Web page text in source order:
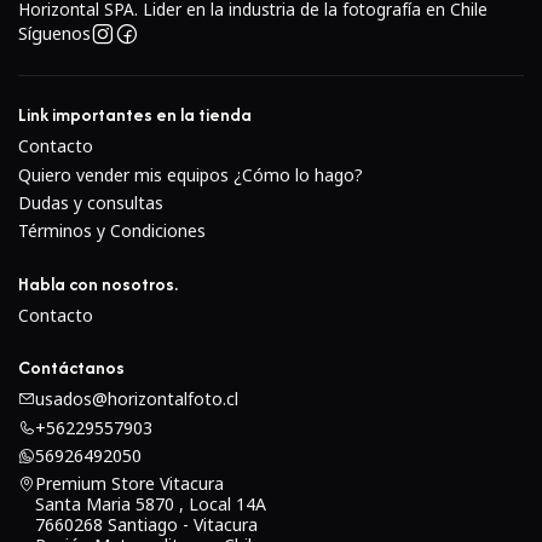
calidad con controles manuales.
Conectividad Wi-Fi y NFC integradas
fotos al instante o controla la cámara desde tu
smartphone con la app Imaging Edge Mobile.
Fotografía de viajes y callejera
Usuarios de DSLR que buscan algo más compacto
Producción de contenido en redes sociales
Horizontal SPA. Lider en la industria de la fotografía en Chile
Síguenos
Link importantes en la tienda
Contacto
Quiero vender mis equipos ¿Cómo lo hago?
Dudas y consultas
Términos y Condiciones
Habla con nosotros.
Contacto
Contáctanos
usados@horizontalfoto.cl
+56229557903
56926492050
Premium Store Vitacura
Santa Maria 5870 , Local 14A
7660268 Santiago - Vitacura